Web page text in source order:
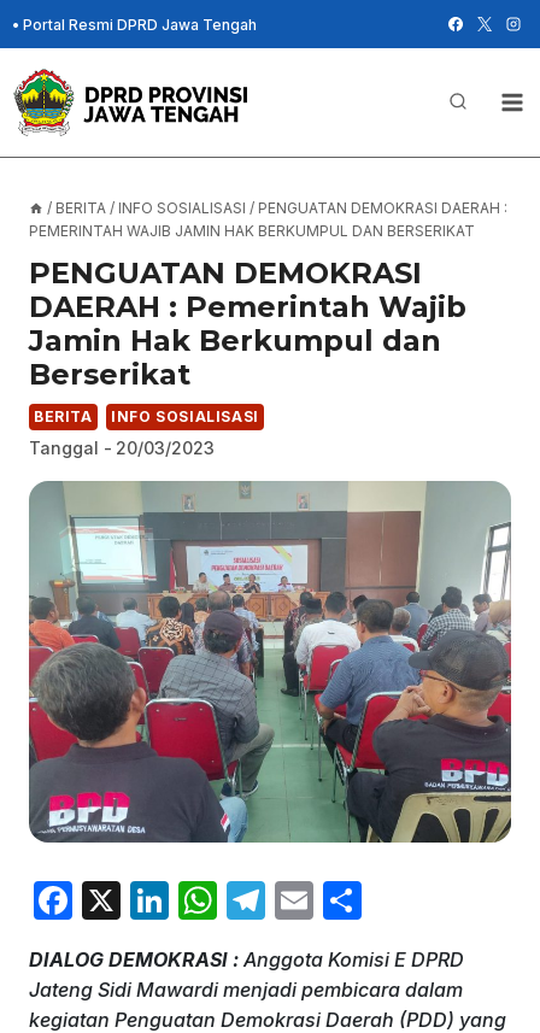
Skip
to
content
• Portal Resmi DPRD Jawa Tengah
/ BERITA / INFO SOSIALISASI / PENGUATAN DEMOKRASI DAERAH :
PEMERINTAH WAJIB JAMIN HAK BERKUMPUL DAN BERSERIKAT
PENGUATAN DEMOKRASI
DAERAH : Pemerintah Wajib
Jamin Hak Berkumpul dan
Berserikat
BERITA INFO SOSIALISASI
Tanggal - 20/03/2023
F
c
e
X
Li
k
e
W
at
s
T
e
gr
E
ai
l
ar
e
DIALOG DEMOKRASI :Anggota Komisi E DPRD
Jateng Sidi Mawardi menjadi pembicara dalam
kegiatan Penguatan Demokrasi Daerah (PDD) yang